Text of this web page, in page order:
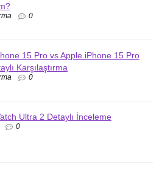
0
15 Pro vs Apple iPhone 15 Pro
Karşılaştırma
0
Ultra 2 Detaylı İnceleme
0